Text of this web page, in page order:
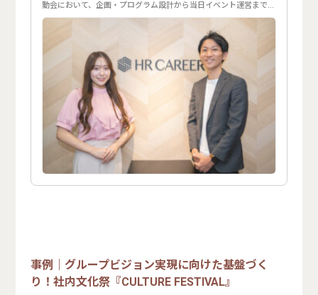
動会において、企画・プログラム設計から当日イベント運営までお
手伝いしました。設立から4年で従業員数100名を超える急成長を
遂げた組織で、非日常なコミュニケーションを創出しています。
事例｜グループビジョン実現に向けた基盤づく
り！社内文化祭『CULTURE FESTIVAL』